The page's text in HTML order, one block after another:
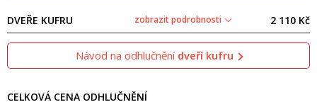
DVEŘE KUFRU zobrazit podrobnosti 2 110 Kč
Návod na odhlučnění dveří kufru
CELKOVÁ CENA ODHLUČNĚNÍ